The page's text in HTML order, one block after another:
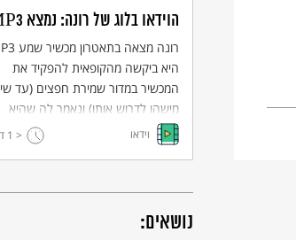
עולים שלא הפכו לצברים ותרבות
שבה גדלו המשיכה לתפוס מקום מרכזי
בעולמם.
הוידאו בלוג של רונה: נמצא MP3
היא ביקשה מהקופאית להפקיד את
המכשיר במדור שמירת חפצים (עד
מישהו לדרוש אותו) ונאמר לה שהיא
תידרש לשלם מכיסה עבור שמירת
המכשיר. רונה מתרגזת שעליה
היא תוהה מדוע היא צריכה לשלם
וידאו < 1
נושאים: